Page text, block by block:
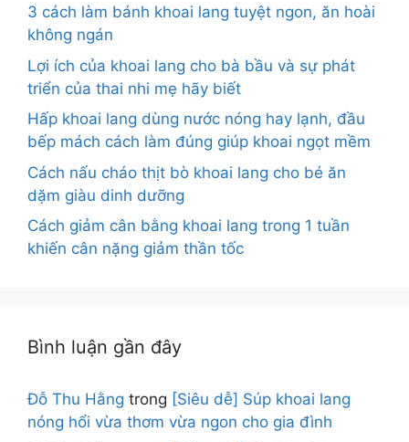
3 cách làm bánh khoai lang tuyệt ngon, ăn hoài
không ngán
Lợi ích của khoai lang cho bà bầu và sự phát
triển của thai nhi mẹ hãy biết
Hấp khoai lang dùng nước nóng hay lạnh, đầu
bếp mách cách làm đúng giúp khoai ngọt mềm
Cách nấu cháo thịt bò khoai lang cho bé ăn
dặm giàu dinh dưỡng
Cách giảm cân bằng khoai lang trong 1 tuần
khiến cân nặng giảm thần tốc
Bình luận gần đây
Đỗ Thu Hằng trong [Siêu dễ] Súp khoai lang
nóng hổi vừa thơm vừa ngon cho gia đình